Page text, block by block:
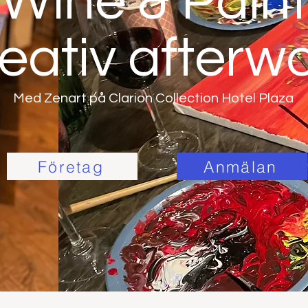
Med Zenart på Clarion Collection Hotel Plaza
Företag Anmälan